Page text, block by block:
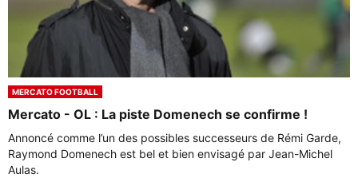
MERCATO FOOTBALL
Mercato - OL : La piste Domenech se confirme !
Annoncé comme l’un des possibles successeurs de Rémi Garde,
Raymond Domenech est bel et bien envisagé par Jean-Michel
Aulas.